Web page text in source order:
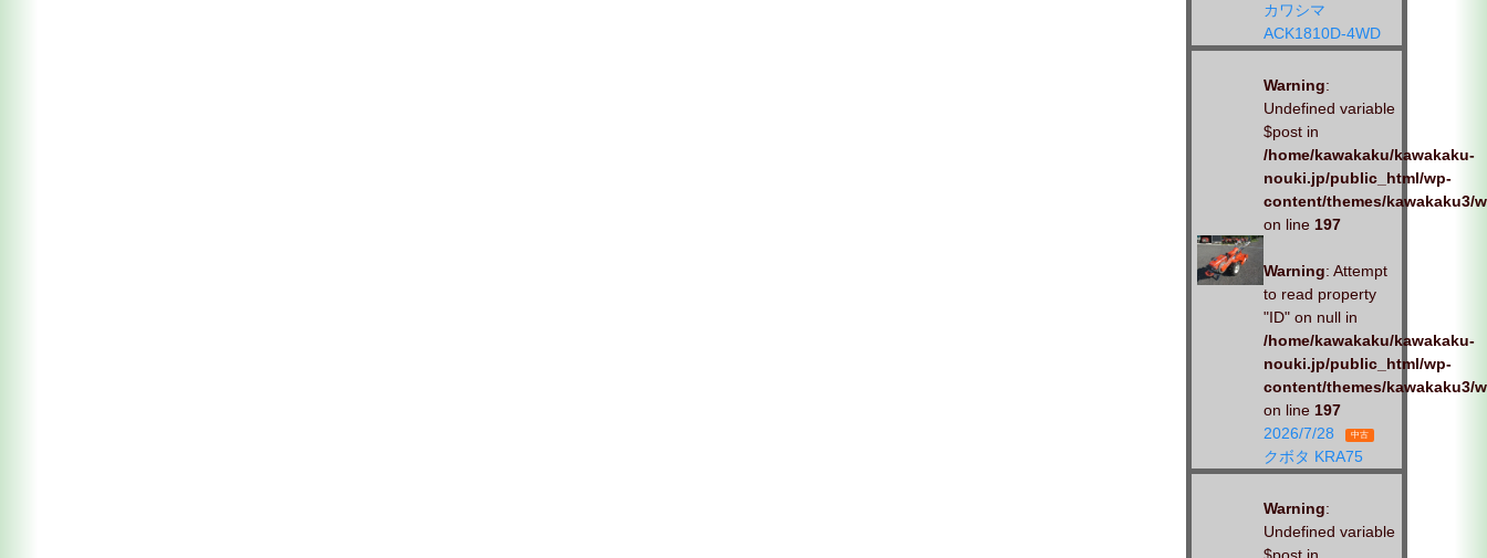
カワシマ
ACK1810D-4WD
Warning:
Undefined variable
$post in
/home/kawakaku/kawakaku-
nouki.jp/public_html/wp-
content/themes/kawakaku3/
on line 197
Warning: Attempt
to read property
"ID" on null in
/home/kawakaku/kawakaku-
nouki.jp/public_html/wp-
content/themes/kawakaku3/
on line 197
2026/7/28
中古
クボタ KRA75
Warning:
Undefined variable